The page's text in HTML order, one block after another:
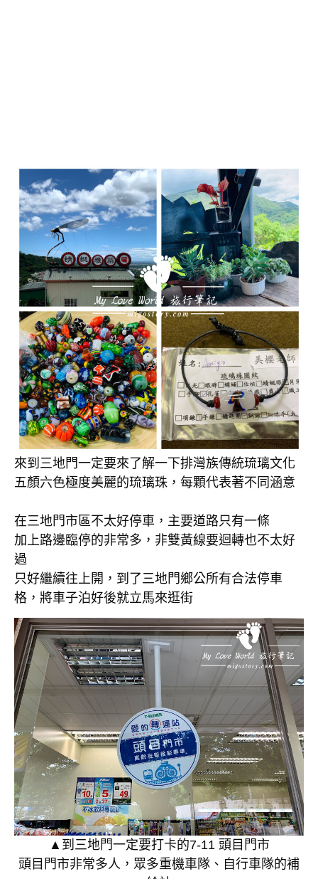
來到三地門一定要來了解一下排灣族傳統琉璃文化
五顏六色極度美麗的琉璃珠，每顆代表著不同涵意
在三地門市區不太好停車，主要道路只有一條
加上路邊臨停的非常多，非雙黃線要迴轉也不太好
過
只好繼續往上開，到了三地門鄉公所有合法停車
格，將車子泊好後就立馬來逛街
▲到三地門一定要打卡的7-11 頭目門市
頭目門市非常多人，眾多重機車隊、自行車隊的補